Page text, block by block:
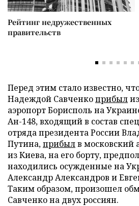
Рейтинг недружественных
правительств
Перед этим стало известно,
Надеждой Савченкоприбыл
аэропорт Борисполь на
Ан-148, входящий в состав
отряда президента России
Путина,прибылв московский
из Киева, на его борту,
находились осужденные на
Александр Александров и
Таким образом, произошел
Савченко на двух россиян.